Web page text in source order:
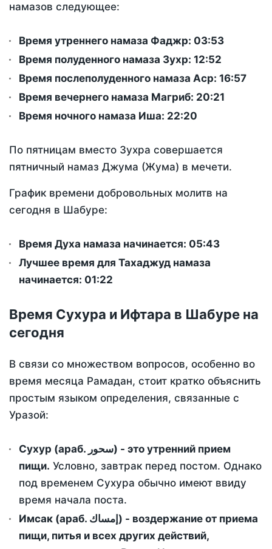
намазов следующее:
Время утреннего намаза Фаджр: 03:53
Время полуденного намаза Зухр: 12:52
Время послеполуденного намаза Аср: 16:57
Время вечернего намаза Магриб: 20:21
Время ночного намаза Иша: 22:20
По пятницам вместо Зухра совершается
пятничный намаз Джума (Жума) в мечети.
График времени добровольных молитв на
сегодня в Шабуре:
Время Духа намаза начинается: 05:43
Лучшее время для Тахаджуд намаза
начинается: 01:22
Время Сухура и Ифтара в Шабуре на
сегодня
В связи со множеством вопросов, особенно во
время месяца Рамадан, стоит кратко объяснить
простым языком определения, связанные с
Уразой:
Сухур (араб. سحور) - это утренний прием
пищи. Условно, завтрак перед постом. Однако
под временем Сухура обычно имеют ввиду
время начала поста.
Имсак (араб. إمساك) - воздержание от приема
пищи, питья и всех других действий,